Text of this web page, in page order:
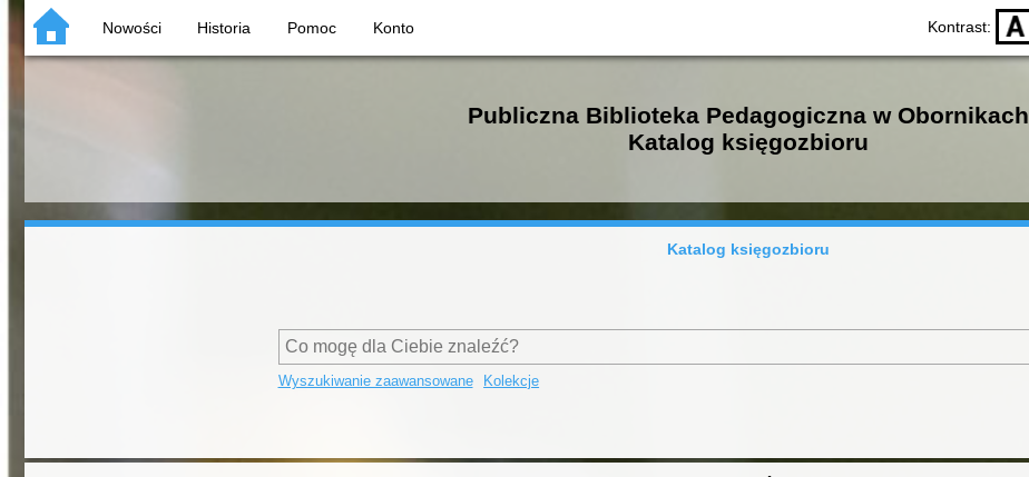
Nowości Historia Pomoc Konto Kontrast: D
Publiczna Biblioteka Pedagogiczna w Obornikach
Katalog księgozbioru
Katalog księgozbioru
Wyszukiwanie zaawansowane Kolekcje